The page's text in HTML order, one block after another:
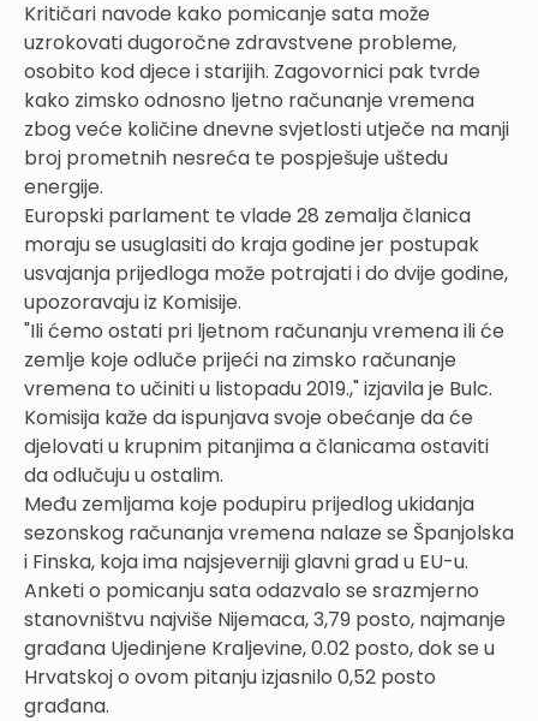
Kritičari navode kako pomicanje sata može
uzrokovati dugoročne zdravstvene probleme,
osobito kod djece i starijih. Zagovornici pak tvrde
kako zimsko odnosno ljetno računanje vremena
zbog veće količine dnevne svjetlosti utječe na manji
broj prometnih nesreća te pospješuje uštedu
energije.
Europski parlament te vlade 28 zemalja članica
moraju se usuglasiti do kraja godine jer postupak
usvajanja prijedloga može potrajati i do dvije godine,
upozoravaju iz Komisije.
"Ili ćemo ostati pri ljetnom računanju vremena ili će
zemlje koje odluče prijeći na zimsko računanje
vremena to učiniti u listopadu 2019.," izjavila je Bulc.
Komisija kaže da ispunjava svoje obećanje da će
djelovati u krupnim pitanjima a članicama ostaviti
da odlučuju u ostalim.
Među zemljama koje podupiru prijedlog ukidanja
sezonskog računanja vremena nalaze se Španjolska
i Finska, koja ima najsjeverniji glavni grad u EU-u.
Anketi o pomicanju sata odazvalo se srazmjerno
stanovništvu najviše Nijemaca, 3,79 posto, najmanje
građana Ujedinjene Kraljevine, 0.02 posto, dok se u
Hrvatskoj o ovom pitanju izjasnilo 0,52 posto
građana.